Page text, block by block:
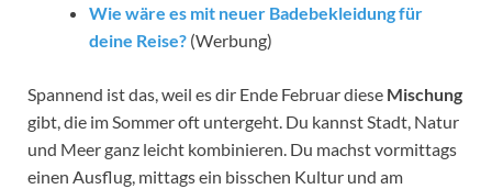
Wie wäre es mit neuer Badebekleidung für
deine Reise? (Werbung)
Spannend ist das, weil es dir Ende Februar diese Mischung
gibt, die im Sommer oft untergeht. Du kannst Stadt, Natur
und Meer ganz leicht kombinieren. Du machst vormittags
einen Ausflug, mittags ein bisschen Kultur und am